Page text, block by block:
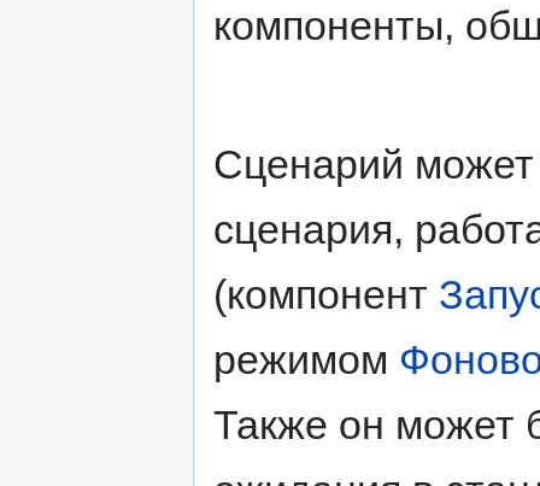
компоненты,
Сценарий может
сценария,
(компонент
режимом
Также он может